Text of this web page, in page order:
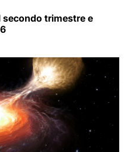
trimestre e